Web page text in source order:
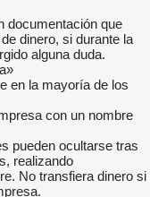
documentación que
dinero, si durante la
alguna duda.
en la mayoría de los
con un nombre
pueden ocultarse tras
realizando
No transfiera dinero si